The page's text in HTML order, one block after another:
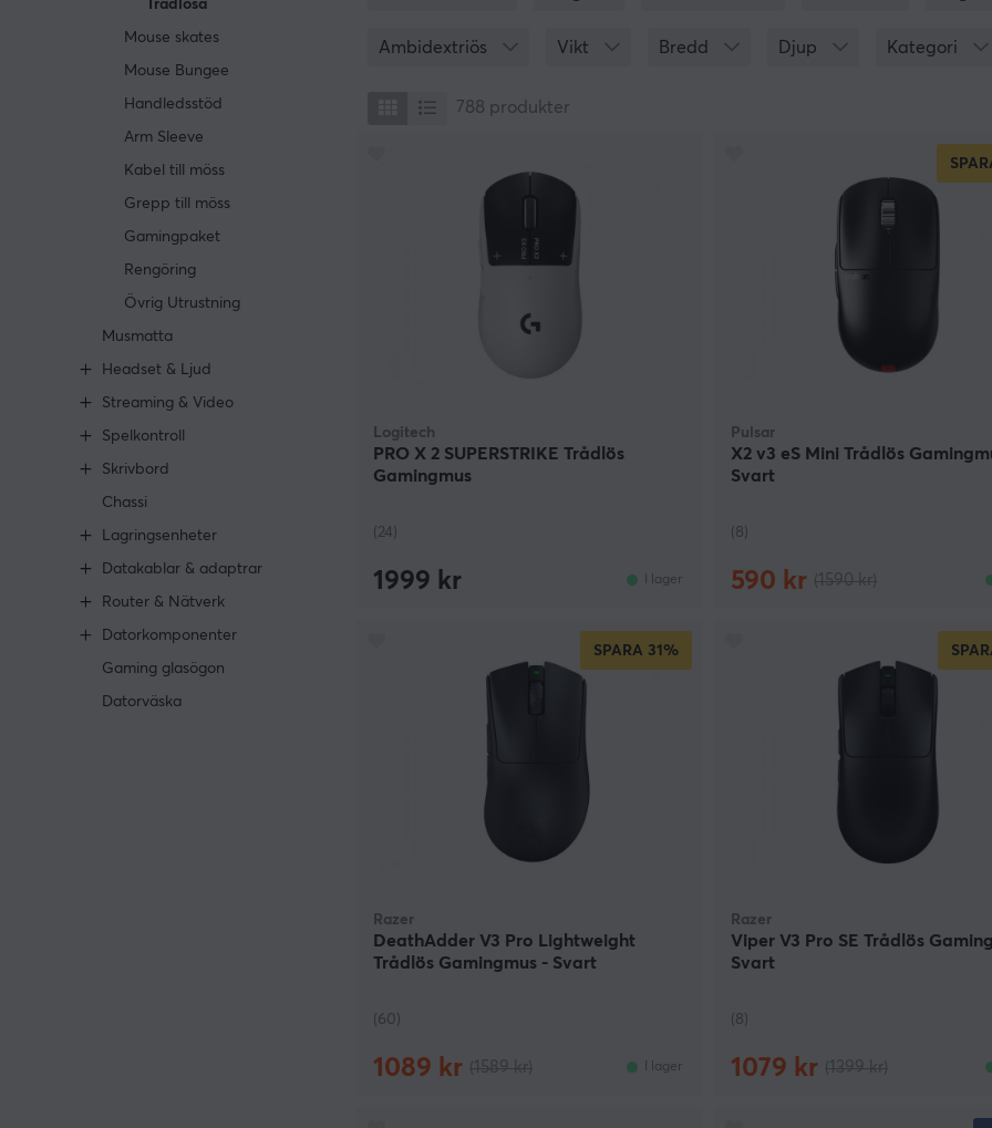
Trådlösa
Mouse skates
Mouse Bungee
Handledsstöd
Arm Sleeve
Kabel till möss
Grepp till möss
Gamingpaket
Rengöring
Övrig Utrustning
Musmatta
Headset & Ljud
Streaming & Video
Spelkontroll
Skrivbord
Chassi
Lagringsenheter
Datakablar & adaptrar
Router & Nätverk
Datorkomponenter
Gaming glasögon
Datorväska
titta inte tillbaka.
Ambidextriös Vikt Bredd Djup Kategori
788 produkter
Logitech
PRO X 2 SUPERSTRIKE Trådlös
Gamingmus
(24)
1999 kr I lager
Pulsar
X2 v3 eS Mini Trådlös
Svart
(8)
590 kr
SPARA 31%
Razer
DeathAdder V3 Pro Lightweight
Trådlös Gamingmus - Svart
(60)
1089 kr I lager
Razer
Viper V3 Pro SE Trådlös
Svart
(8)
1079 kr